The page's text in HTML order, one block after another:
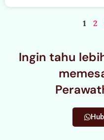
1 2
Ingin tahu